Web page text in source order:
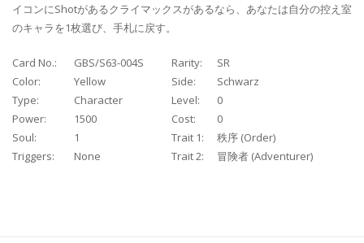
イコンにShotがあるクライマックスがあるなら、あなたは自分の控え室
のキャラを1枚選び、手札に戻す。
Card No.: GBS/S63-004S Rarity:
SR
Color:
Yellow Side:
Schwarz
Type:
Character Level:
0
Power:
1500 Cost:
0
Soul:
1 Trait 1:
秩序 (Order)
Triggers:
None Trait 2: 冒険者 (Adventurer)